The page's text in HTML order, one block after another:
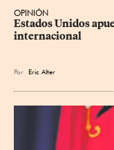
OPINIÓN
Estados Unidos
internacional
Por Eric Alter